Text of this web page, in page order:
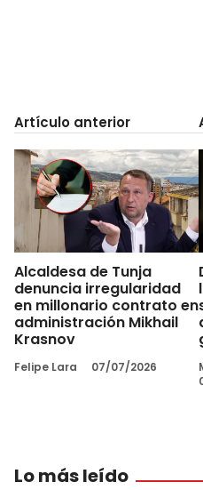
Artículo anterior
Alcaldesa de Tunja
denuncia irregularidad
en millonario contrato en
administración Mikhail
Krasnov
Felipe Lara 07/07/2026
Lo más leído